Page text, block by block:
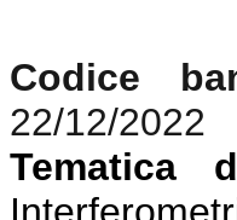
Codice
22/12/2022
Tematica